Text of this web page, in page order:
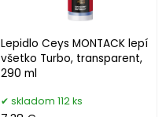
Lepidlo Ceys MONTACK lepí
všetko Turbo, transparent,
290 ml
skladom 112 ks